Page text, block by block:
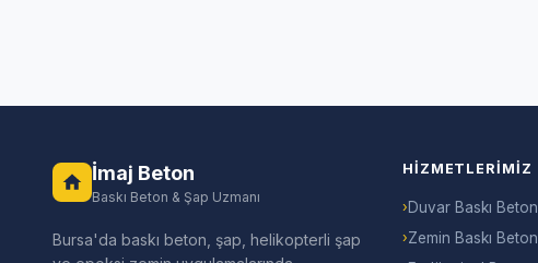
İmaj Beton
Baskı Beton & Şap Uzmanı
Bursa'da baskı beton, şap, helikopterli şap
HIZMETLERIMIZ
› Duvar Baskı Beton
›Zemin Baskı Beton